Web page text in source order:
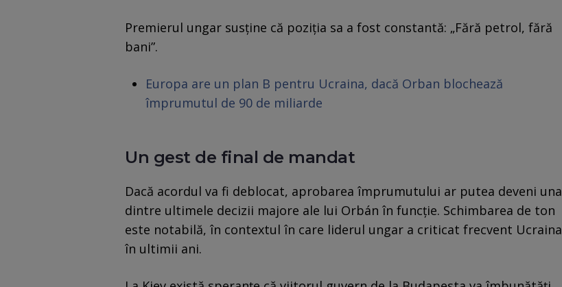
Premierul ungar susține că poziția sa a fost constantă: „Fără petrol, fără
bani”.
Europa are un plan B pentru Ucraina, dacă Orban blochează
împrumutul de 90 de miliarde
Un gest de final de mandat
Dacă acordul va fi deblocat, aprobarea împrumutului ar putea deveni una
dintre ultimele decizii majore ale lui Orbán în funcție. Schimbarea de ton
este notabilă, în contextul în care liderul ungar a criticat frecvent Ucraina
în ultimii ani.